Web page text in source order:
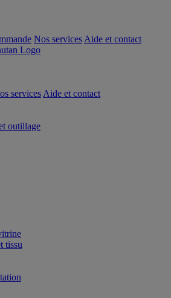
Nos services Aide et contact
services Aide et contact
outillage
tissu